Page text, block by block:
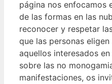
página nos enfocamos
de las formas en las
reconocer y respetar
que las personas
aquellos interesados
sobre las no
manifestaciones, os